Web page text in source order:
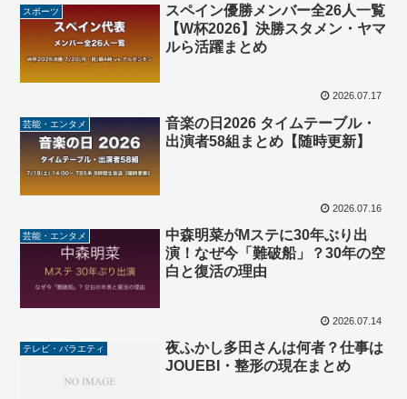
スポーツ
スペイン優勝メンバー全26人一覧
【W杯2026】決勝スタメン・ヤマ
ルら活躍まとめ
2026.07.17
芸能・エンタメ
音楽の日2026 タイムテーブル・
出演者58組まとめ【随時更新】
2026.07.16
芸能・エンタメ
中森明菜がMステに30年ぶり出
演！なぜ今「難破船」？30年の空
白と復活の理由
2026.07.14
テレビ・バラエティ
夜ふかし多田さんは何者？仕事は
JOUEBI・整形の現在まとめ